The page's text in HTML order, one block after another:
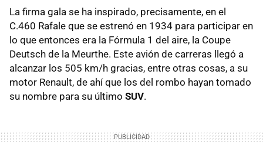
La firma gala se ha inspirado, precisamente, en el
C.460 Rafale que se estrenó en 1934 para participar en
lo que entonces era la Fórmula 1 del aire, la Coupe
Deutsch de la Meurthe. Este avión de carreras llegó a
alcanzar los 505 km/h gracias, entre otras cosas, a su
motor Renault, de ahí que los del rombo hayan tomado
su nombre para su último SUV.